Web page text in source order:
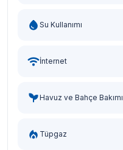
Su Kullanımı
İnternet
Havuz ve Bahçe Bakımı
Tüpgaz